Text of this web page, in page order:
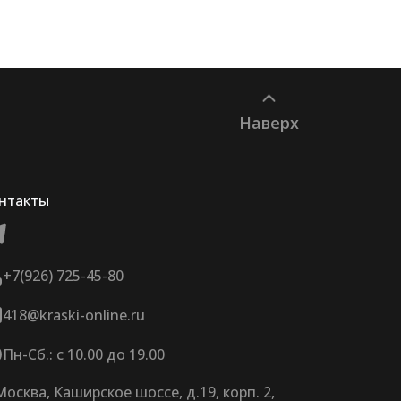
Наверх
+7(926) 725-45-80
418@kraski-online.ru
Пн-Сб.: с 10.00 до 19.00
Каширское шоссе, д.19, корп. 2,